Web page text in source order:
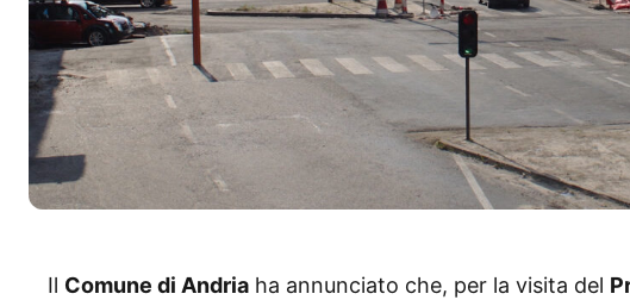
Il Comune di Andria ha annunciato che, per la visita del